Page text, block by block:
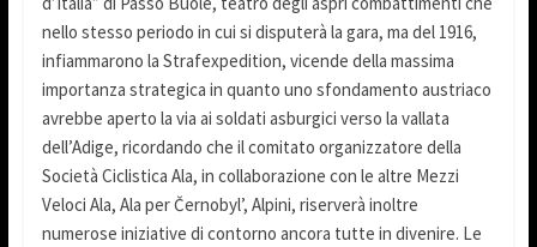
nello stesso periodo in cui si disputerà la gara, ma del 1916,
infiammarono la Strafexpedition, vicende della massima
importanza strategica in quanto uno sfondamento austriaco
avrebbe aperto la via ai soldati asburgici verso la vallata
dell’Adige, ricordando che il comitato organizzatore della
Società Ciclistica Ala, in collaborazione con le altre Mezzi
Veloci Ala, Ala per Černobyl’, Alpini, riserverà inoltre
numerose iniziative di contorno ancora tutte in divenire. Le